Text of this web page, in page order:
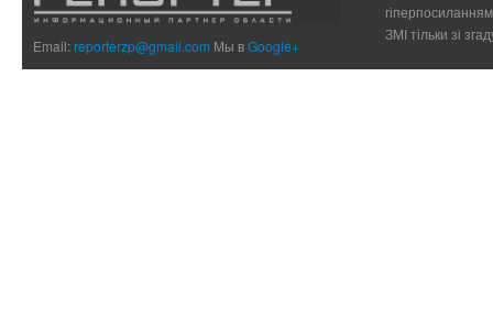
Email:reporterzp@gmail.com Мы вGoogle+
ЗМІ тільки зі